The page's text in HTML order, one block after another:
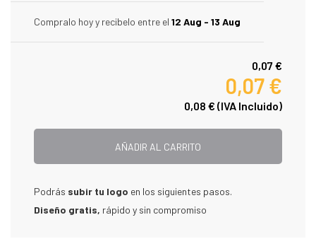
Compralo hoy y recibelo entre el 12 Aug - 13 Aug
0,07 €
0,07 €
0,08 € (IVA Incluido)
AÑADIR AL CARRITO
Podrás subir tu logo en los siguientes pasos.
Diseño gratis, rápido y sin compromiso